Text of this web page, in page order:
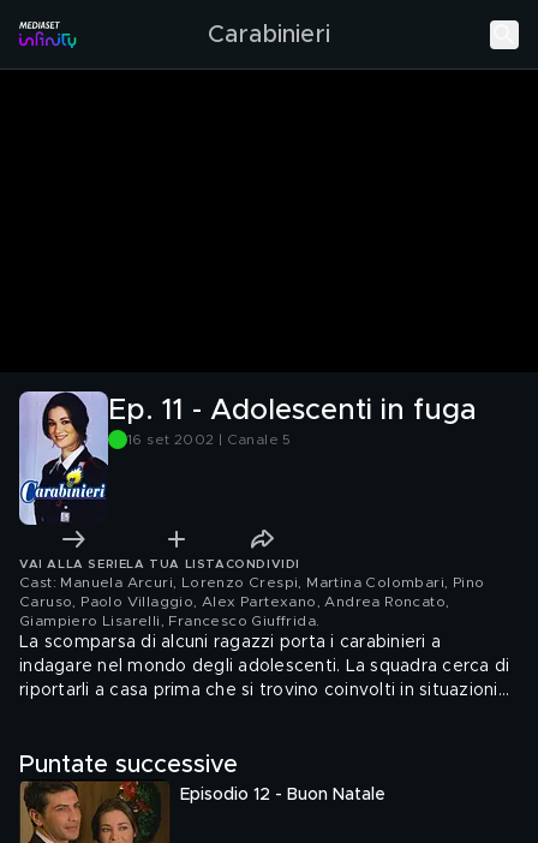
Carabinieri
Ep. 11 - Adolescenti in fuga
16 set 2002 | Canale 5
VAI ALLA SERIE LA TUA LISTA CONDIVIDI
Cast: Manuela Arcuri, Lorenzo Crespi, Martina Colombari, Pino
Caruso, Paolo Villaggio, Alex Partexano, Andrea Roncato,
Giampiero Lisarelli, Francesco Giuffrida
La scomparsa di alcuni ragazzi porta i carabinieri a
indagare nel mondo degli adolescenti. La squadra cerca di
riportarli a casa prima che si trovino coinvolti in situazioni
Puntate successive
Episodio 12 - Buon Natale